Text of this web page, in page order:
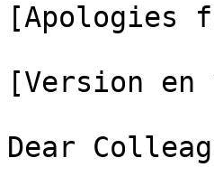
[Apologies
[Version
Dear